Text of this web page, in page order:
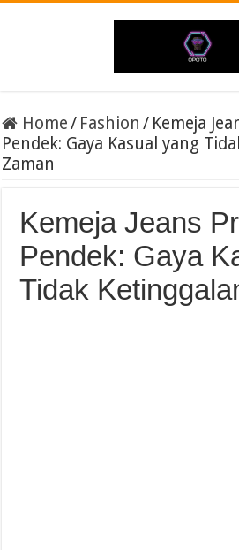
Home/ Fashion / Kemeja
Pendek: Gaya Kasual yang
Zaman
Kemeja Jeans
Pendek: Gaya
Tidak